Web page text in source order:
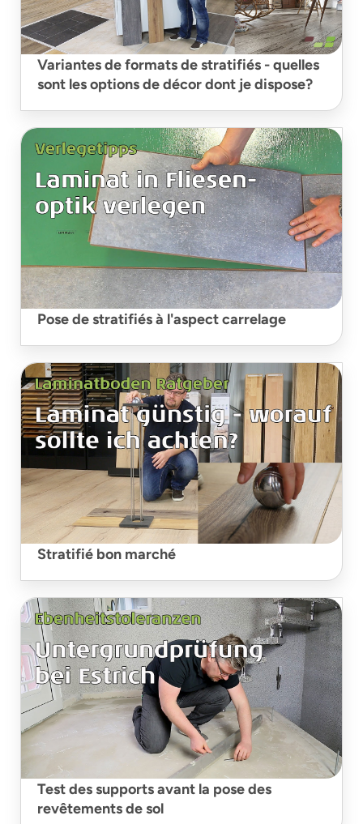
Variantes de formats de stratifiés - quelles
sont les options de décor dont je dispose?
Pose de stratifiés à l'aspect carrelage
Stratifié bon marché
Test des supports avant la pose des
revêtements de sol